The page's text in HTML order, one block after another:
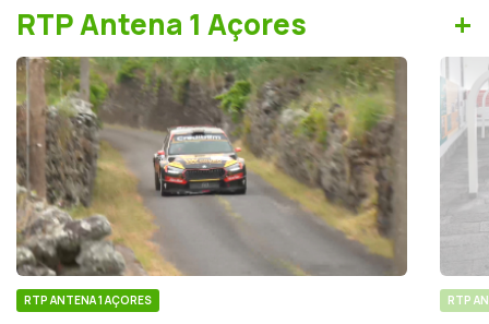
RTP Antena 1 Açores +
RTP ANTENA 1 AÇORES RTP